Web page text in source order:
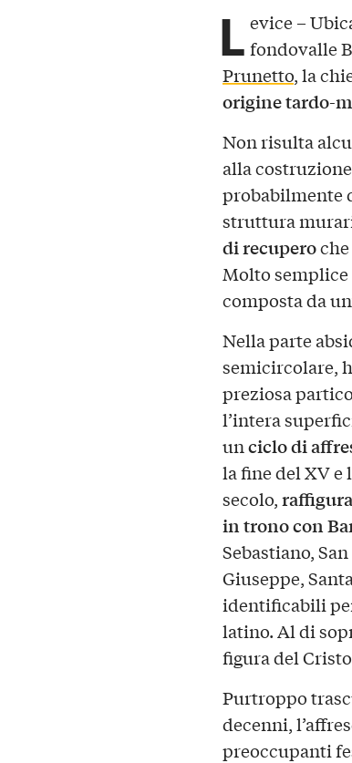
L evice –
fondovalle
Prunetto, la
origine tardo-
Non risulta
alla
probabilmente
struttura
di recuperoche
Molto
composta da
Nella parte
semicircolare,
preziosa
l’intera
unciclo di
la fine del XV e
secolo,
in trono con
Sebastiano,
Giuseppe,
identificabili
latino. Al di
figura del
Purtroppo
decenni,
preoccupanti